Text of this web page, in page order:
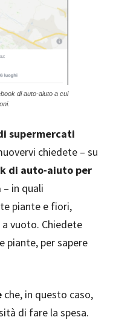
di auto-aiuto a cui
supermercati
chiedete – su
di auto-aiuto per
– in quali
piante e fiori,
vuoto. Chiedete
piante, per sapere
che, in questo caso,
di fare la spesa.